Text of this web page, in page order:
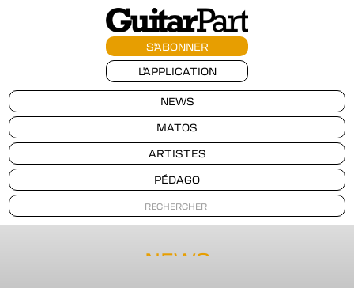
S'ABONNER
L'APPLICATION
NEWS
MATOS
ARTISTES
PÉDAGO
NEWS